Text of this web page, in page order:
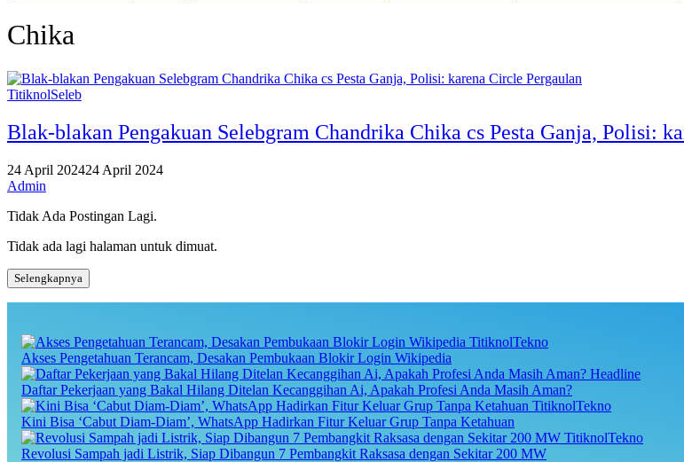
Chika
TitiknolSeleb
Blak-blakan Pengakuan Selebgram Chandrika Chika cs Pesta Ganja, Polisi:
24 April 202424 April 2024
Admin
Tidak Ada Postingan Lagi.
Tidak ada lagi halaman untuk dimuat.
Selengkapnya
TitiknolTekno
Akses Pengetahuan Terancam, Desakan Pembukaan Blokir Login Wikipedia
Headline
Daftar Pekerjaan yang Bakal Hilang Ditelan Kecanggihan Ai, Apakah Profesi Anda Masih Aman?
TitiknolTekno
Kini Bisa ‘Cabut Diam-Diam’, WhatsApp Hadirkan Fitur Keluar Grup Tanpa Ketahuan
TitiknolTekno
Revolusi Sampah jadi Listrik, Siap Dibangun 7 Pembangkit Raksasa dengan Sekitar 200 MW